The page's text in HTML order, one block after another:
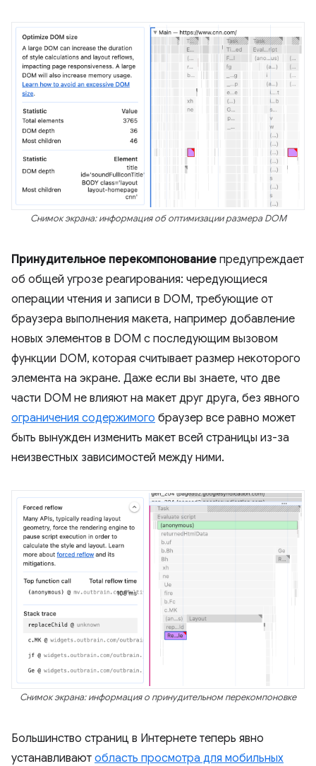
Снимок экрана: информация об оптимизации размера DOM
Принудительное перекомпонование предупреждает
об общей угрозе реагирования: чередующиеся
операции чтения и записи в DOM, требующие от
браузера выполнения макета, например добавление
новых элементов в DOM с последующим вызовом
функции DOM, которая считывает размер некоторого
элемента на экране. Даже если вы знаете, что две
части DOM не влияют на макет друг друга, без явного
ограничения содержимого браузер все равно может
быть вынужден изменить макет всей страницы из-за
неизвестных зависимостей между ними.
Снимок экрана: информация о принудительном перекомпоновке
Большинство страниц в Интернете теперь явно
устанавливают область просмотра для мобильных